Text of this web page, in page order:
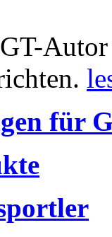
für